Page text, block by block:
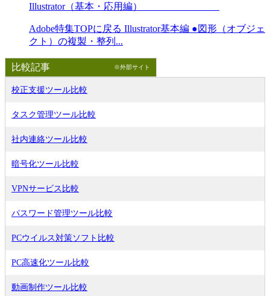
Illustrator（基本・応用編）
Adobe特集TOPに戻る Illustrator基本編 ●図形（オブジェ
クト）の複製・整列...
比較記事 ※外部サイト
校正支援ツール比較
タスク管理ツール比較
社内連絡ツール比較
暗号化ツール比較
VPNサービス比較
パスワード管理ツール比較
PCウイルス対策ソフト比較
PC高速化ツール比較
動画制作ツール比較